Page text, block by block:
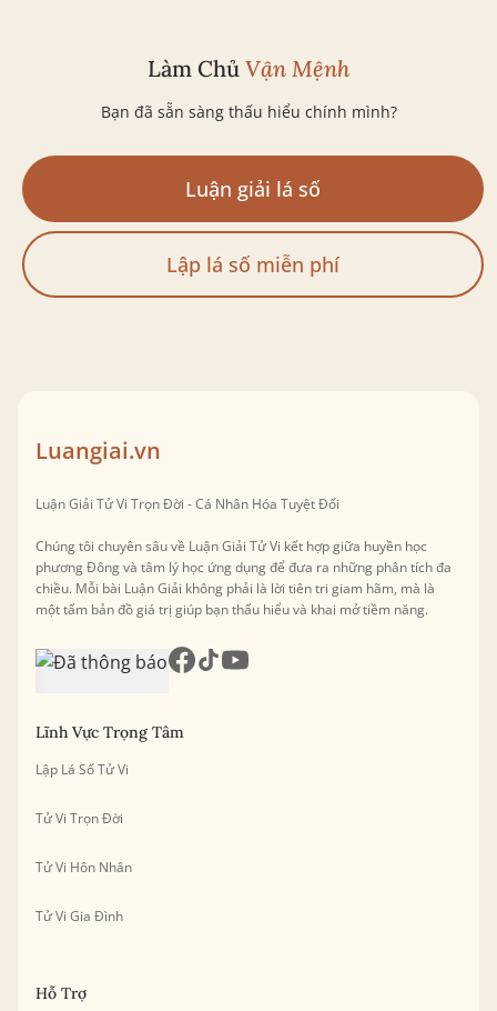
Làm Chủ Vận Mệnh
Bạn đã sẵn sàng thấu hiểu chính mình?
Luận giải lá số
Lập lá số miễn phí
Luangiai.vn
Luận Giải Tử Vi Trọn Đời - Cá Nhân Hóa Tuyệt Đối
Chúng tôi chuyên sâu về Luận Giải Tử Vi kết hợp giữa huyền học
phương Đông và tâm lý học ứng dụng để đưa ra những phân tích đa
chiều. Mỗi bài Luận Giải không phải là lời tiên tri giam hãm, mà là
một tấm bản đồ giá trị giúp bạn thấu hiểu và khai mở tiềm năng.
Lĩnh Vực Trọng Tâm
Lập Lá Số Tử Vi
Tử Vi Trọn Đời
Tử Vi Hôn Nhân
Tử Vi Gia Đình
Hỗ Trợ